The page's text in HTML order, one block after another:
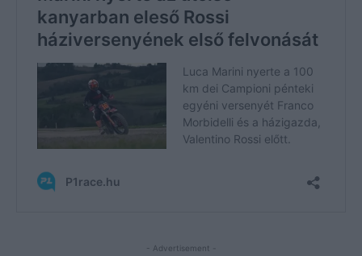
- Advertisement -